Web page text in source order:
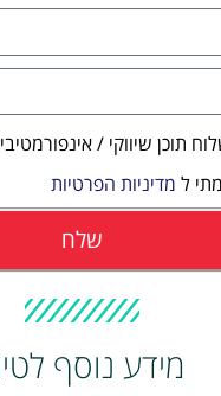
תוכן שיווקי / אינפורמטיבי
ל מדיניות הפרטיות
שלח
מידע נוסף